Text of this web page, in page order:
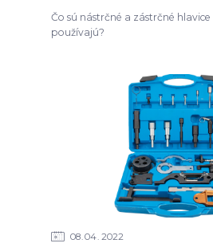
Čo sú nástrčné a zástrčné hlavice
používajú?
08 04 2022